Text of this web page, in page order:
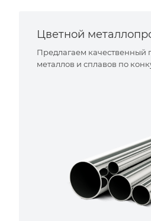
Цветной
Предлагаем качественный
металлов и сплавов по